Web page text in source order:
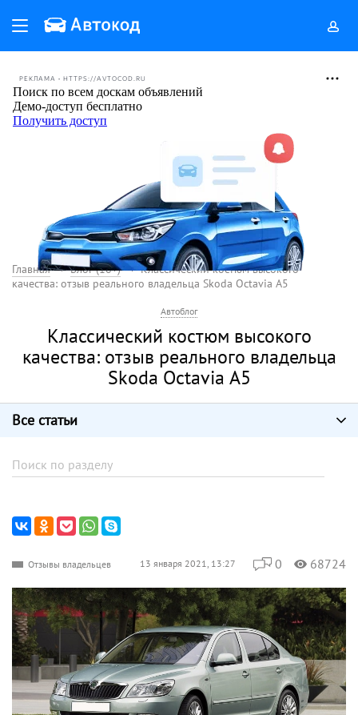
РЕКЛАМА • HTTPS://AVTOCOD.RU
Главная Блог (18+)
Классический костюм высокого
качества: отзыв реального владельца Skoda Octavia А5
Автоблог
Классический костюм высокого
качества: отзыв реального владельца
Skoda Octavia А5
Все статьи
Отзывы владельцев 13 января 2021, 13:27 0 68724